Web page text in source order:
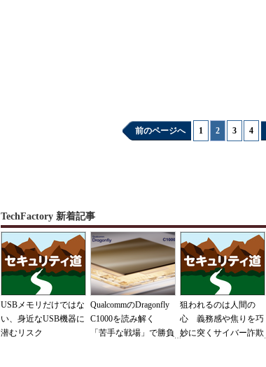
前のページへ 1 2 3 4
TechFactory 新着記事
USBメモリだけではな
い、身近なUSB機器に
潜むリスク
QualcommのDragonfly
C1000を読み解く
「苦手な戦場」で勝負
狙われるのは人間の
心 義務感や焦りを巧
妙に突くサイバー詐欺